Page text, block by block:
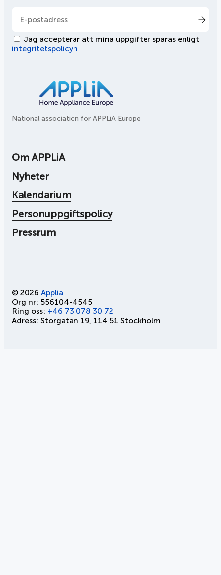
National association for APPLiA Europe
Jag accepterar att mina uppgifter sparas enligt
integritetspolicyn
Om APPLiA
Nyheter
Kalendarium
Personuppgiftspolicy
Pressrum
© 2026 Applia
Org nr: 556104-4545
Ring oss: +46 73 078 30 72
Adress: Storgatan 19, 114 51 Stockholm